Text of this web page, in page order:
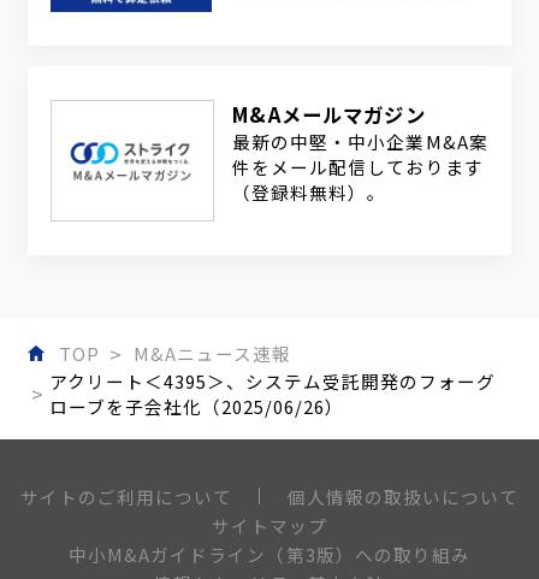
M&Aメールマガジン
最新の中堅・中小企業M&A案
件をメール配信しております
（登録料無料）。
TOP
M&Aニュース速報
アクリート＜4395＞、システム受託開発のフォーグ
ローブを子会社化（2025/06/26）
サイトのご利用について
個人情報の取扱いについて
サイトマップ
中小M&Aガイドライン（第3版）への取り組み